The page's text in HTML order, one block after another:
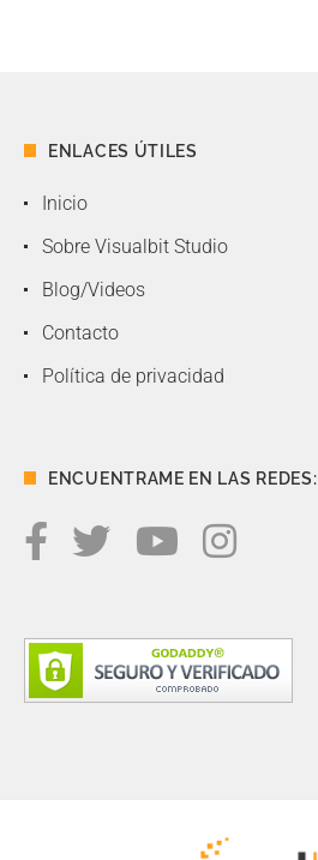
ENLACES ÚTILES
Inicio
Sobre Visualbit Studio
Blog/Videos
Contacto
Política de privacidad
ENCUENTRAME EN LAS REDES: